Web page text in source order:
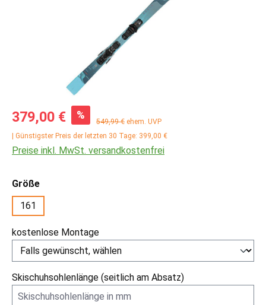
Verkaufspreis:
379,00 € % Regulärer Preis:
549,99 € ehem. UVP
| Günstigster Preis der letzten 30 Tage: 399,00 €
Preise inkl. MwSt. versandkostenfrei
Größeauswählen
161
kostenlose Montage
Skischuhsohlenlänge (seitlich am Absatz)